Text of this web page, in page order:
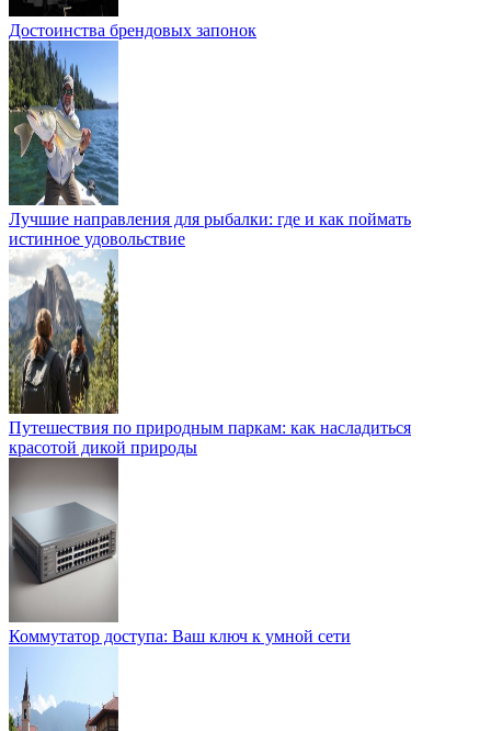
Достоинства брендовых запонок
Лучшие направления для рыбалки: где и как поймать
истинное удовольствие
Путешествия по природным паркам: как насладиться
красотой дикой природы
Коммутатор доступа: Ваш ключ к умной сети